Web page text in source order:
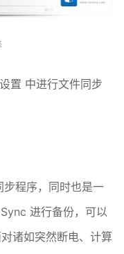
置 中进行文件同步
程序，同时也是一
进行备份，可以
诸如突然断电、计算